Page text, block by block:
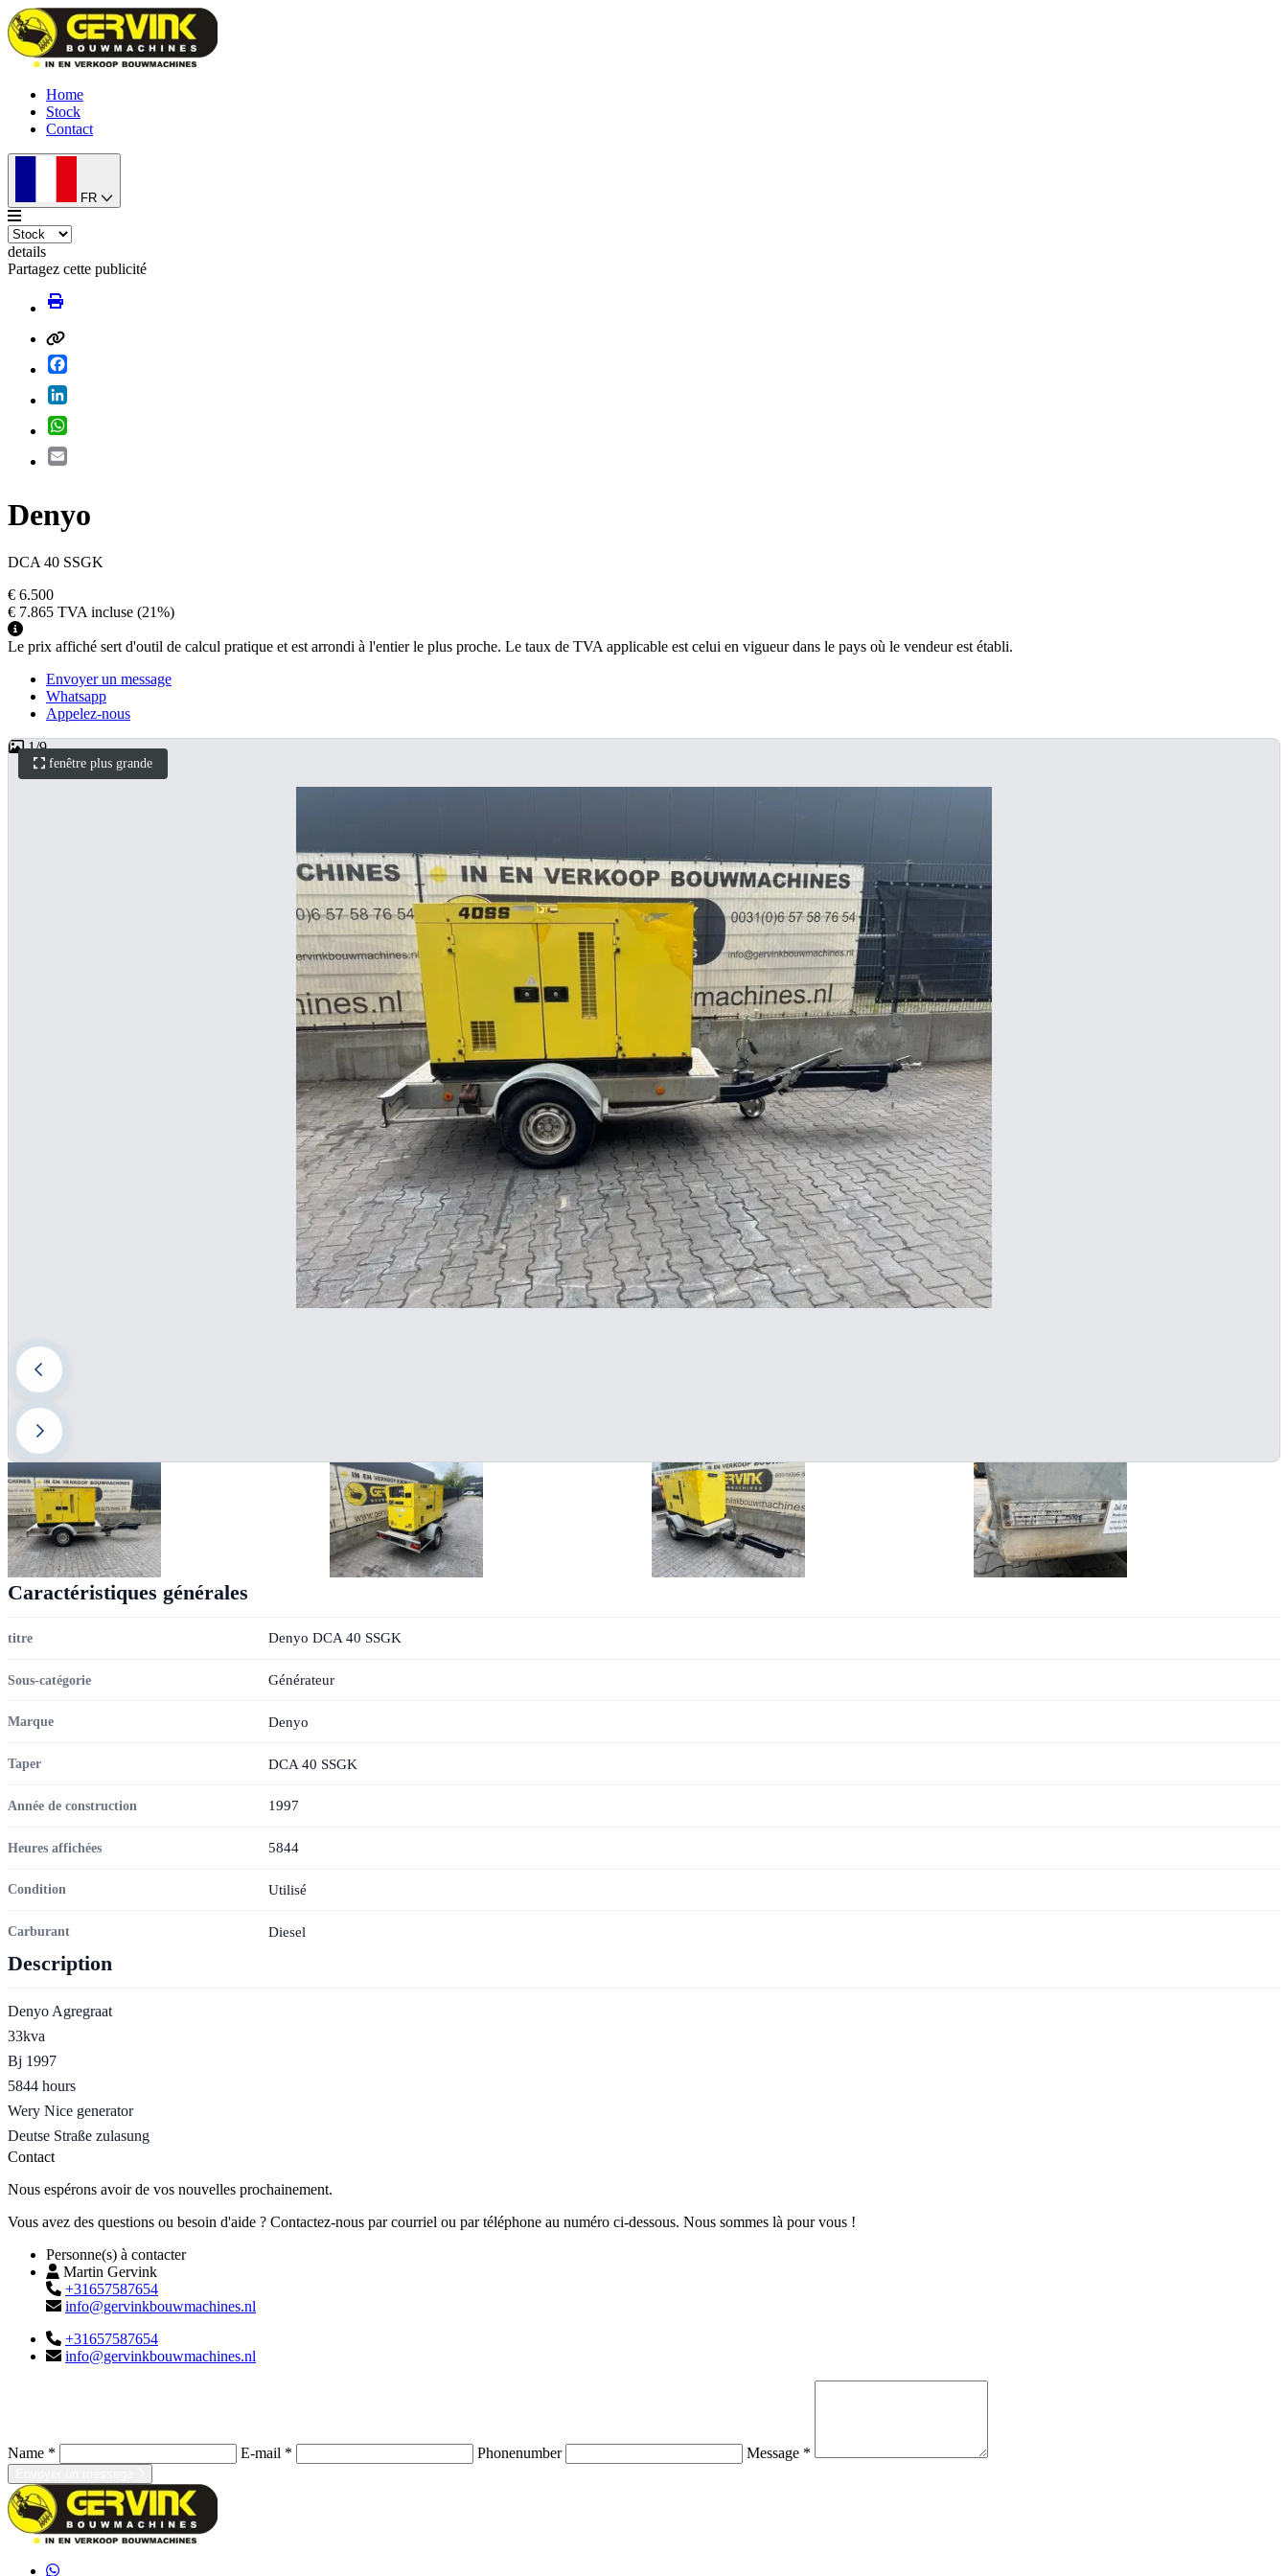
Home
Stock
Contact
FR
details
Partagez cette publicité
Denyo
DCA 40 SSGK
€ 6.500
€ 7.865 TVA incluse (21%)
Le prix affiché sert d'outil de calcul pratique et est arrondi à l'entier le plus proche. Le taux de TVA applicable est celui en vigueur dans le pays où le vendeur est établi.
Envoyer un message
Whatsapp
Appelez-nous
fenêtre plus grande
1/9
Caractéristiques générales
titre Denyo DCA 40 SSGK
Sous-catégorie Générateur
Marque Denyo
Taper DCA 40 SSGK
Année de construction 1997
Heures affichées 5844
Condition Utilisé
Carburant Diesel
Description
Denyo Agregraat
33kva
Bj 1997
5844 hours
Wery Nice generator
Deutse Straße zulasung
Contact
Nous espérons avoir de vos nouvelles prochainement.
Vous avez des questions ou besoin d'aide ? Contactez-nous par courriel ou par téléphone au numéro ci-dessous. Nous sommes là pour vous !
Personne(s) à contacter
Martin Gervink
+31657587654
info@gervinkbouwmachines.nl
+31657587654
info@gervinkbouwmachines.nl
Name * E-mail * Phonenumber Message *